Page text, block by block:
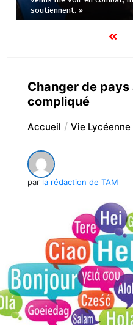
soutiennent. »
Changer de
compliqué
Accueil Vie Lycéenne
par la rédaction de TAM